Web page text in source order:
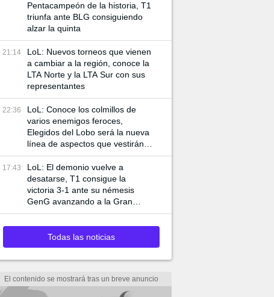
Pentacampeón de la historia, T1
triunfa ante BLG consiguiendo
alzar la quinta
21:14
LoL: Nuevos torneos que vienen
a cambiar a la región, conoce la
LTA Norte y la LTA Sur con sus
representantes
22:36
LoL: Conoce los colmillos de
varios enemigos feroces,
Elegidos del Lobo será la nueva
línea de aspectos que vestirán a
Ambessa y Swain
17:43
LoL: El demonio vuelve a
desatarse, T1 consigue la
victoria 3-1 ante su némesis
GenG avanzando a la Gran
Final de Worlds 2024
Todas las noticias